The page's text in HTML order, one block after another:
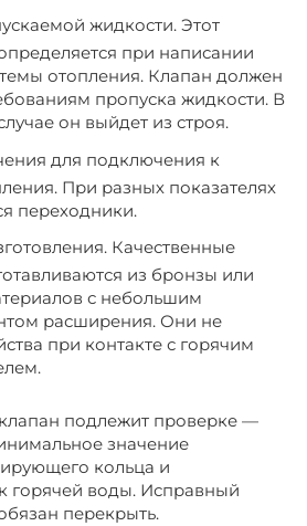
жидкости. Этот
при написании
отопления. Клапан должен
пропуска жидкости. В
он выйдет из строя.
для подключения к
При разных показателях
переходники.
Качественные
из бронзы или
с небольшим
расширения. Они не
при контакте с горячим
подлежит проверке —
значение
кольца и
горячей воды. Исправный
перекрыть.